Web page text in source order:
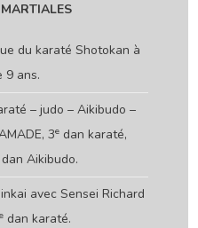
du karaté Shotokan à
9 ans.
– judo – Aikibudo –
3edan karaté,
dan Aikibudo.
avec Sensei Richard
edan karaté.